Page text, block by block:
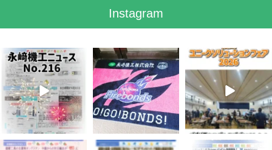
Instagram
8月 7
4 0
7月 28
8 0
7月 27
7
7月 3 6月 3 5月 13